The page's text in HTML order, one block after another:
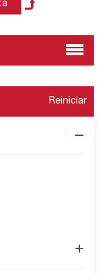
Reiniciar